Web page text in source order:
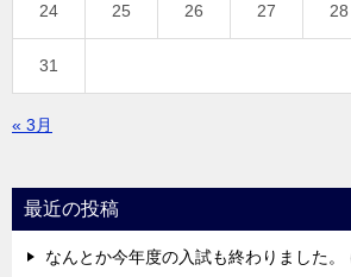
24 25 26 27 28
31
« 3月
最近の投稿
なんとか今年度の入試も終わりました。